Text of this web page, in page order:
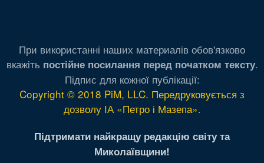
При використанні наших материалів обов'язково
вкажіть постійне посилання перед початком тексту.
Підпис для кожної публікації:
Copyright © 2018 PiM, LLC. Передруковується з
дозволу ІА «Петро і Мазепа».
Підтримати найкращу редакцію світу та
Миколаївщини!